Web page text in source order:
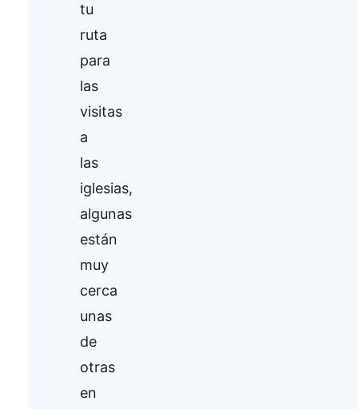
tu
ruta
para
las
visitas
a
las
iglesias,
algunas
están
muy
cerca
unas
de
otras
en